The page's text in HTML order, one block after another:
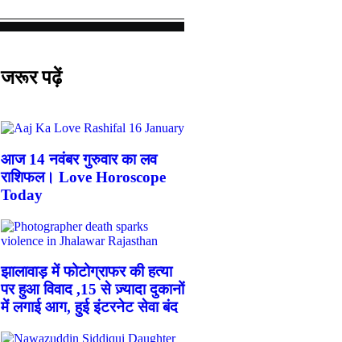
जरूर पढ़ें
आज 14 नवंबर गुरुवार का लव
राशिफल। Love Horoscope
Today
झालावाड़ में फोटोग्राफर की हत्या
पर हुआ विवाद ,15 से ज़्यादा दुकानों
में लगाई आग, हुई इंटरनेट सेवा बंद